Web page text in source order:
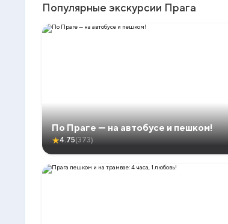
Популярные экскурсии Прага
По Праге — на автобусе и пешком!
★4.75(373)